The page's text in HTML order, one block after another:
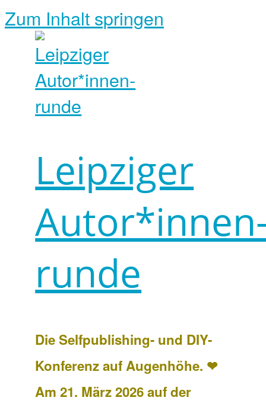
Zum Inhalt springen
Leipziger
runde
Die Selfpublishing- und DIY-
Konferenz auf Augenhöhe. ❤
Am 21. März 2026 auf der